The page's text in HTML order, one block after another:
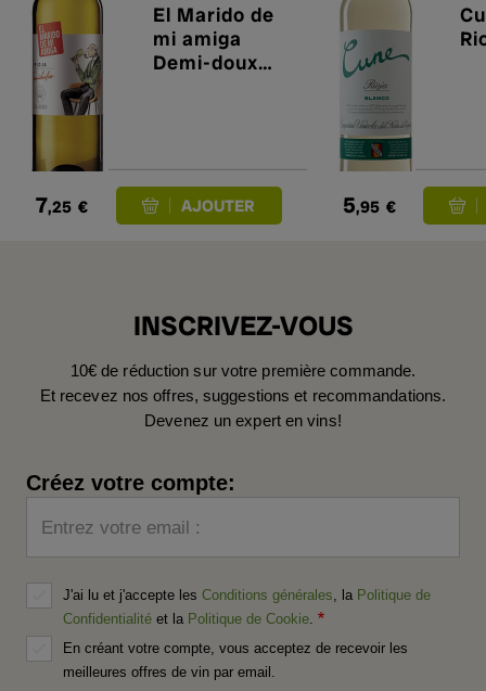
El Marido de
mi amiga
Demi-doux
7,25 € 5,95 €
INSCRIVEZ-VOUS
10€ de réduction sur votre première commande.
Et recevez nos offres, suggestions et recommandations.
Devenez un expert en vins!
Créez votre compte:
Entrez votre email :
J'ai lu et j'accepte les Conditions générales , la Politique de
Confidentialité et la Politique de Cookie
En créant votre compte, vous acceptez de recevoir les
meilleures offres de vin par email.